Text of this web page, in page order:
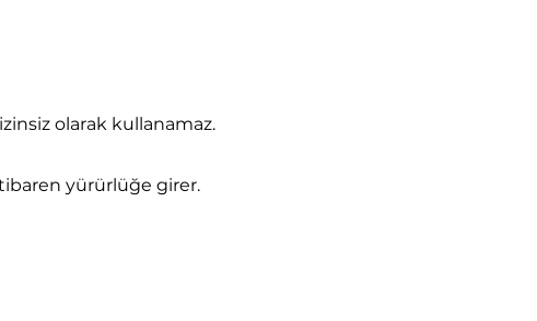
olarak kullanamaz.
yürürlüğe girer.